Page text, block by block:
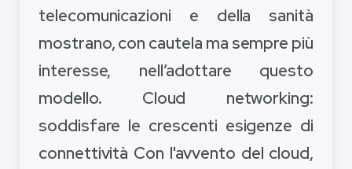
telecomunicazioni e della sanità
mostrano, con cautela ma sempre più
interesse, nell’adottare questo
modello. Cloud networking:
soddisfare le crescenti esigenze di
connettività Con l'avvento del cloud,